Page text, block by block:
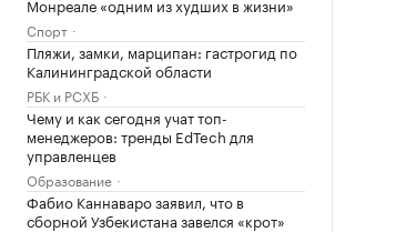
Спорт
Пляжи, замки, марципан: гастрогид по
Калининградской области
РБК и РСХБ
Чему и как сегодня учат топ-
менеджеров: тренды EdTech для
управленцев
Образование
Фабио Каннаваро заявил, что в
сборной Узбекистана завелся «крот»